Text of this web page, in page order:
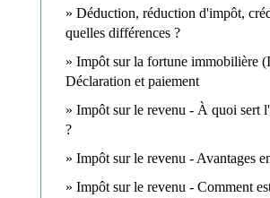
Déduction, réduction d'impôt,
quelles différences ?
Impôt sur la fortune immobilière
Déclaration et paiement
Impôt sur le revenu - À quoi sert
?
Impôt sur le revenu - Avantages
Impôt sur le revenu - Comment